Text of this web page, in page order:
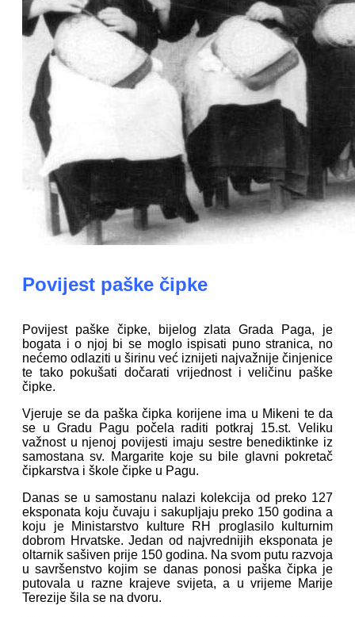
Povijest paške čipke
Povijest paške čipke, bijelog zlata Grada Paga, je
bogata i o njoj bi se moglo ispisati puno stranica, no
nećemo odlaziti u širinu već iznijeti najvažnije činjenice
te tako pokušati dočarati vrijednost i veličinu paške
čipke.
Vjeruje se da paška čipka korijene ima u Mikeni te da
se u Gradu Pagu počela raditi potkraj 15.st. Veliku
važnost u njenoj povijesti imaju sestre benediktinke iz
samostana sv. Margarite koje su bile glavni pokretač
čipkarstva i škole čipke u Pagu.
Danas se u samostanu nalazi kolekcija od preko 127
eksponata koju čuvaju i sakupljaju preko 150 godina a
koju je Ministarstvo kulture RH proglasilo kulturnim
dobrom Hrvatske. Jedan od najvrednijih eksponata je
oltarnik sašiven prije 150 godina. Na svom putu razvoja
u savršenstvo kojim se danas ponosi paška čipka je
putovala u razne krajeve svijeta, a u vrijeme Marije
Terezije šila se na dvoru.